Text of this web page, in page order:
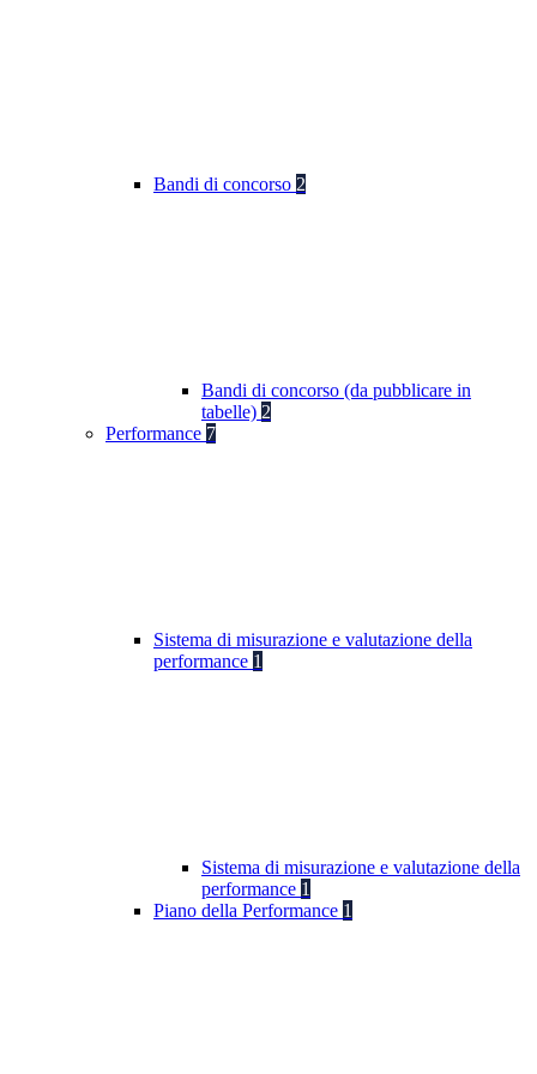
Bandi di concorso 2
Bandi di concorso (da pubblicare in
tabelle) 2
Performance 7
Sistema di misurazione e valutazione della
performance 1
Sistema di misurazione e valutazione della
performance 1
Piano della Performance 1